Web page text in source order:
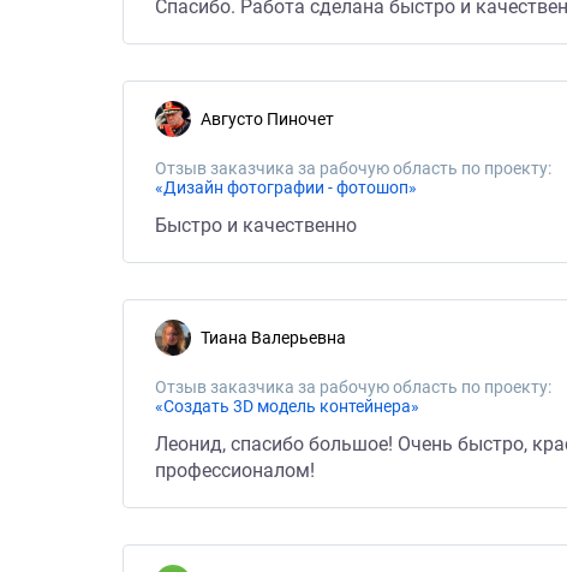
Спасибо. Работа сделана быстро и
Августо Пиночет
Отзыв заказчика за рабочую область по проекту:
«Дизайн фотографии - фотошоп»
Быстро и качественно
Тиана Валерьевна
Отзыв заказчика за рабочую область по проекту:
«Создать 3D модель контейнера»
Леонид, спасибо большое! Очень быстро,
профессионалом!